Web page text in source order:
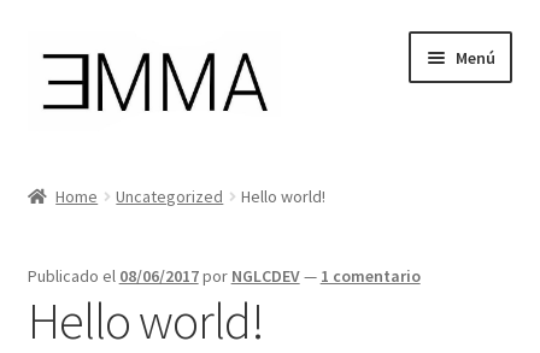
contenido
Menú
Cesta de la compra
Home Uncategorized Hello world!
Publicado el 08/06/2017por NGLCDEV— 1 comentario
Hello world!